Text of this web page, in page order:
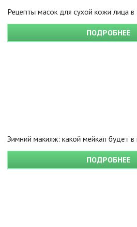
Рецепты масок для сухой кожи лица
ПОДРОБНЕЕ
Зимний макияж: какой мейкап будет
ПОДРОБНЕЕ